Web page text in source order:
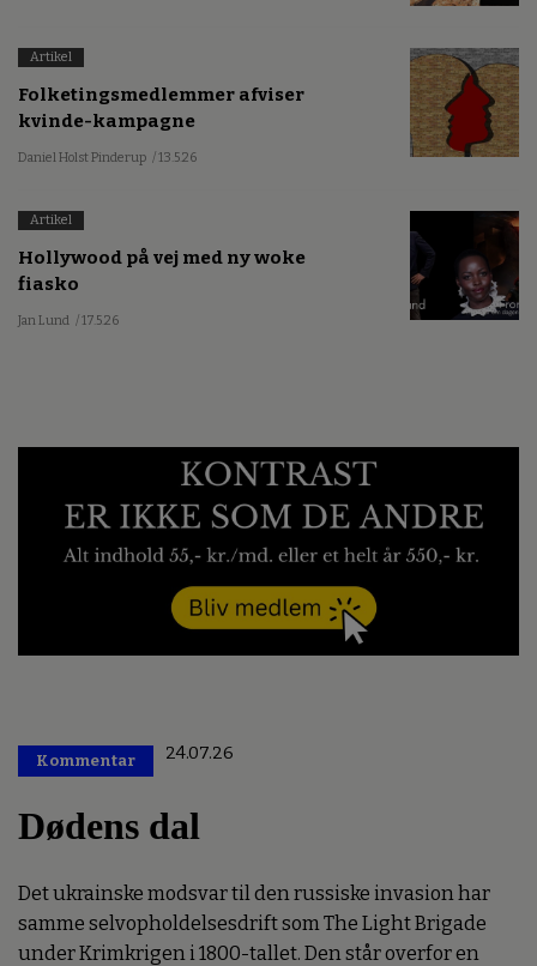
Artikel
Folketingsmedlemmer afviser
kvinde-kampagne
Daniel Holst Pinderup / 13.5.26
Artikel
Hollywood på vej med ny woke
fiasko
Jan Lund / 17.5.26
Kommentar 24.07.26
Dødens dal
Det ukrainske modsvar til den russiske invasion har
samme selvopholdelsesdrift som The Light Brigade
under Krimkrigen i 1800-tallet. Den står overfor en